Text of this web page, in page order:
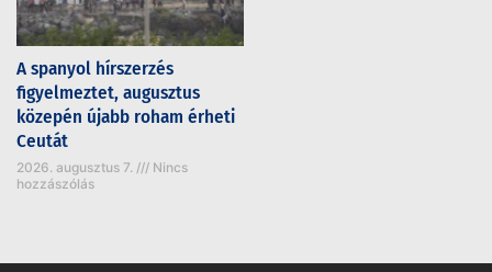
A spanyol hírszerzés
figyelmeztet, augusztus
közepén újabb roham érheti
Ceutát
2026. augusztus 7.
Nincs
hozzászólás